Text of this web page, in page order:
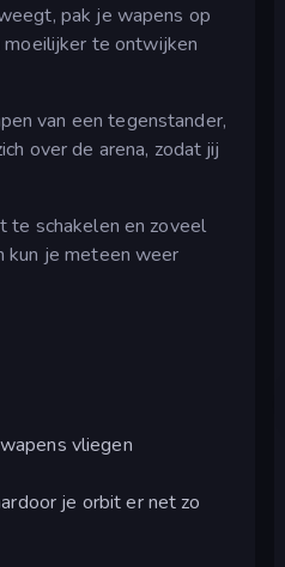
pak je wapens op
moeilijker te ontwijken
van een tegenstander,
over de arena, zodat jij
te schakelen en zoveel
kun je meteen weer
vliegen
je orbit er net zo